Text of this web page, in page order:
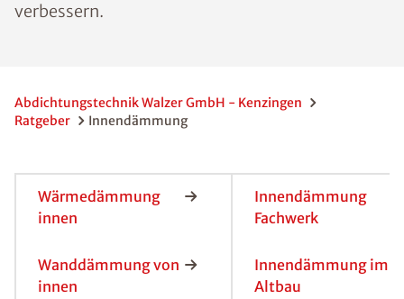
verbessern.
Abdichtungstechnik Walzer GmbH - Kenzingen
Ratgeber
Innendämmung
Wärmedämmung
innen
Wanddämmung von
innen
Innendämmung
Fachwerk
Innendämmung im
Altbau